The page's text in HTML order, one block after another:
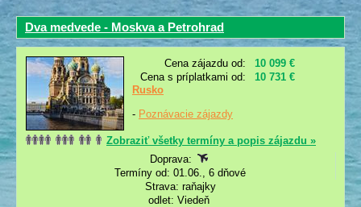
Dva medvede - Moskva a Petrohrad
Cena zájazdu od:
10 099 €
Cena s príplatkami od:
10 731 €
Rusko
- Poznávacie zájazdy
Zobraziť všetky termíny a popis zájazdu »
Doprava:
Termíny od: 01.06., 6 dňové
Strava: raňajky
odlet: Viedeň